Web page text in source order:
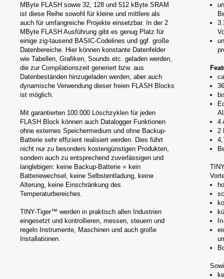
MByte FLASH sowie 32, 128 und 512 kByte SRAM
ist diese Reihe sowohl für kleine und mittlere als
auch für umfangreiche Projekte einsetzbar. In der 2
MByte FLASH Ausführung gibt es genug Platz für
einige zig-tausend BASIC-Codelines und ggf. große
Datenbereiche. Hier können konstante Datenfelder
wie Tabellen, Grafiken, Sounds etc. geladen werden,
die zur Compilationszeit generiert bzw. aus
Datenbeständen hinzugeladen werden, aber auch
dynamische Verwendung dieser freien FLASH Blocks
ist möglich.
Mit garantierten 100.000 Löschzyklen für jeden
FLASH Block können auch Datalogger Funktionen
ohne externes Speichermedium und ohne Backup-
Batterie sehr effizient realisiert werden. Dies führt
nicht nur zu besonders kostengünstigen Produkten,
sondern auch zu entsprechend zuverlässigen und
langlebigen: keine Backup-Batterie = kein
Batteriewechsel, keine Selbstentladung, keine
Alterung, keine Einschränkung des
Temperaturbereiches.
TINY-Tiger™ werden in praktisch allen Industrien
eingesetzt und kontrollieren, messen, steuern und
regeln Instrumente, Maschinen und auch große
Installationen.
4
2